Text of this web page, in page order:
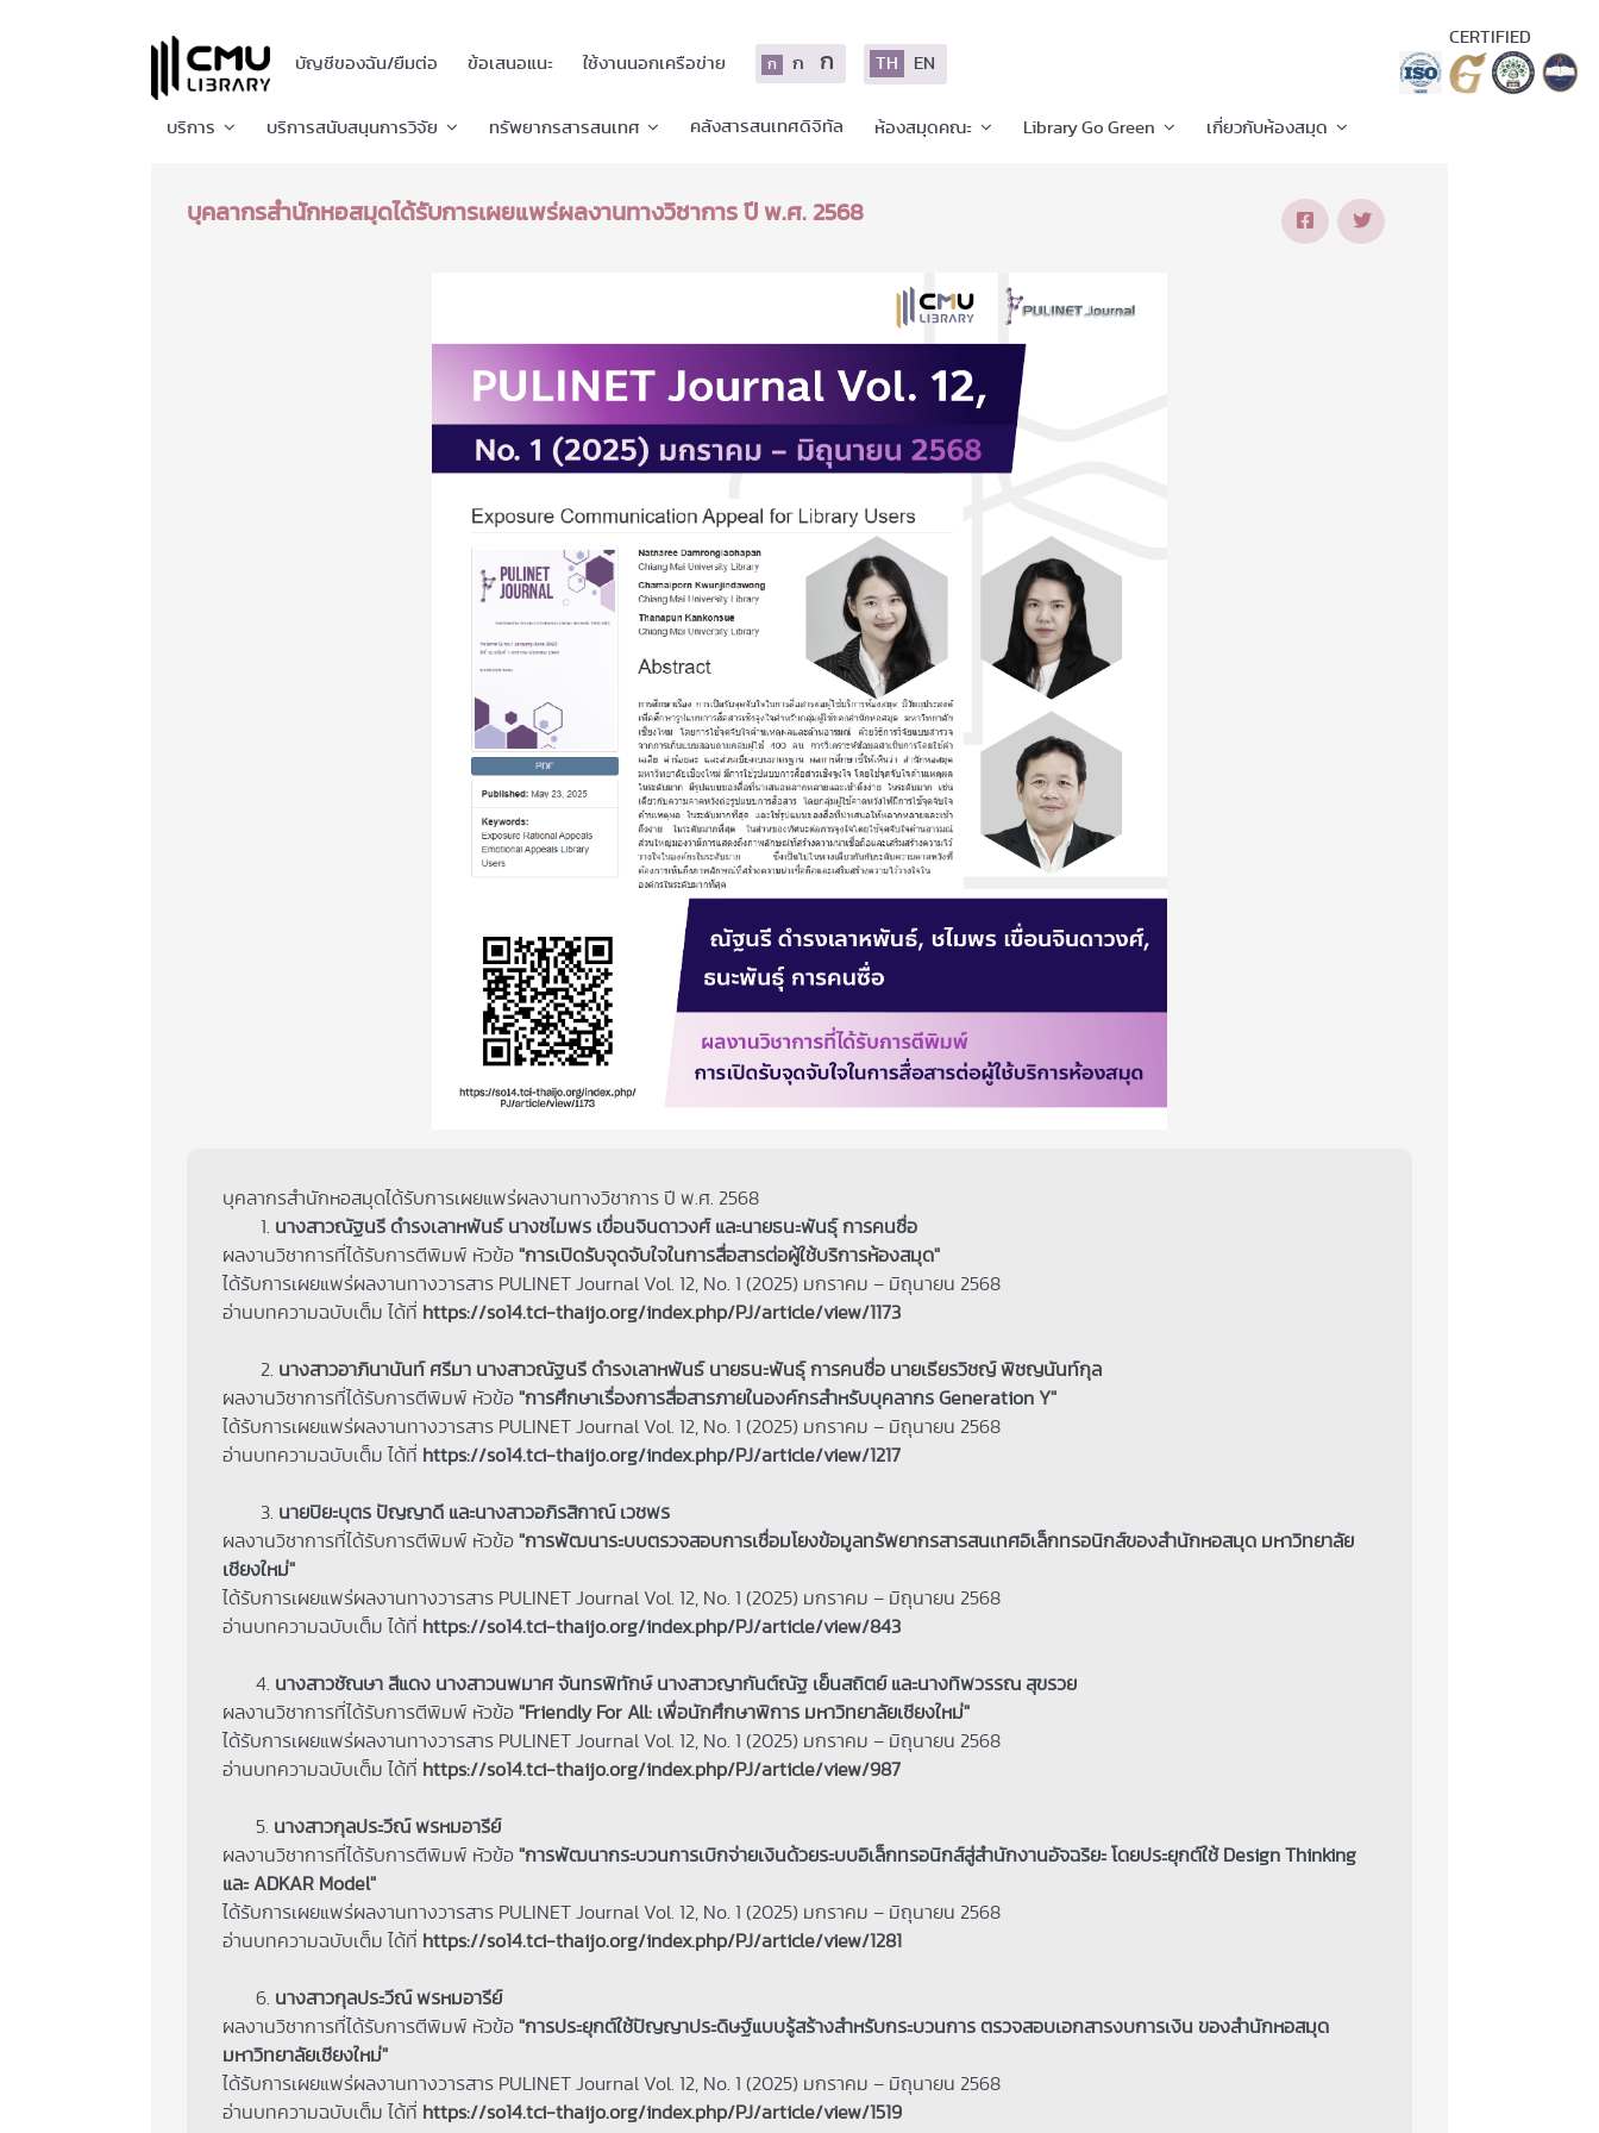
บัญชีของฉัน/ยืมต่อ ข้อเสนอแนะ ใช้งานนอกเครือข่าย ก ก ก TH EN
บริการ บริการสนับสนุนการวิจัย ทรัพยากรสารสนเทศ คลังสารสนเทศดิจิทัล ห้องสมุดคณะ Library Go Green เกี่ยวกับห้องสมุด
CERTIFIED
บุคลากรสำนักหอสมุดได้รับการเผยแพร่ผลงานทางวิชาการ ปี พ.ศ. 2568
บุคลากรสำนักหอสมุดได้รับการเผยแพร่ผลงานทางวิชาการ ปี พ.ศ. 2568
1. นางสาวณัฐนรี ดำรงเลาหพันธ์ นางชไมพร เขื่อนจินดาวงศ์ และนายธนะพันธุ์ การคนซื่อ
ผลงานวิชาการที่ได้รับการตีพิมพ์ หัวข้อ "การเปิดรับจุดจับใจในการสื่อสารต่อผู้ใช้บริการห้องสมุด"
ได้รับการเผยแพร่ผลงานทางวารสาร PULINET Journal Vol. 12, No. 1 (2025) มกราคม – มิถุนายน 2568
อ่านบทความฉบับเต็ม ได้ที่ https://so14.tci-thaijo.org/index.php/PJ/article/view/1173
2. นางสาวอาภินานันท์ ศรีมา นางสาวณัฐนรี ดำรงเลาหพันธ์ นายธนะพันธุ์ การคนซื่อ นายเธียรวิชญ์ พิชญนันท์กุล
ผลงานวิชาการที่ได้รับการตีพิมพ์ หัวข้อ "การศึกษาเรื่องการสื่อสารภายในองค์กรสำหรับบุคลากร Generation Y"
ได้รับการเผยแพร่ผลงานทางวารสาร PULINET Journal Vol. 12, No. 1 (2025) มกราคม – มิถุนายน 2568
อ่านบทความฉบับเต็ม ได้ที่ https://so14.tci-thaijo.org/index.php/PJ/article/view/1217
3. นายปิยะบุตร ปัญญาดี และนางสาวอภิรสิกาณ์ เวชพร
ผลงานวิชาการที่ได้รับการตีพิมพ์ หัวข้อ "การพัฒนาระบบตรวจสอบการเชื่อมโยงข้อมูลทรัพยากรสารสนเทศอิเล็กทรอนิกส์ของสำนักหอสมุด มหาวิทยาลัย
เชียงใหม่"
ได้รับการเผยแพร่ผลงานทางวารสาร PULINET Journal Vol. 12, No. 1 (2025) มกราคม – มิถุนายน 2568
อ่านบทความฉบับเต็ม ได้ที่ https://so14.tci-thaijo.org/index.php/PJ/article/view/843
4. นางสาวชัณษา สีแดง นางสาวนพมาศ จันทรพิทักษ์ นางสาวญากันต์ณัฐ เย็นสถิตย์ และนางทิพวรรณ สุขรวย
ผลงานวิชาการที่ได้รับการตีพิมพ์ หัวข้อ "Friendly For All: เพื่อนักศึกษาพิการ มหาวิทยาลัยเชียงใหม่"
ได้รับการเผยแพร่ผลงานทางวารสาร PULINET Journal Vol. 12, No. 1 (2025) มกราคม – มิถุนายน 2568
อ่านบทความฉบับเต็ม ได้ที่ https://so14.tci-thaijo.org/index.php/PJ/article/view/987
5. นางสาวกุลประวีณ์ พรหมอารีย์
ผลงานวิชาการที่ได้รับการตีพิมพ์ หัวข้อ "การพัฒนากระบวนการเบิกจ่ายเงินด้วยระบบอิเล็กทรอนิกส์สู่สำนักงานอัจฉริยะ โดยประยุกต์ใช้ Design Thinking
และ ADKAR Model"
ได้รับการเผยแพร่ผลงานทางวารสาร PULINET Journal Vol. 12, No. 1 (2025) มกราคม – มิถุนายน 2568
อ่านบทความฉบับเต็ม ได้ที่ https://so14.tci-thaijo.org/index.php/PJ/article/view/1281
6. นางสาวกุลประวีณ์ พรหมอารีย์
ผลงานวิชาการที่ได้รับการตีพิมพ์ หัวข้อ "การประยุกต์ใช้ปัญญาประดิษฐ์แบบรู้สร้างสำหรับกระบวนการ ตรวจสอบเอกสารงบการเงิน ของสำนักหอสมุด
มหาวิทยาลัยเชียงใหม่"
ได้รับการเผยแพร่ผลงานทางวารสาร PULINET Journal Vol. 12, No. 1 (2025) มกราคม – มิถุนายน 2568
อ่านบทความฉบับเต็ม ได้ที่ https://so14.tci-thaijo.org/index.php/PJ/article/view/1519